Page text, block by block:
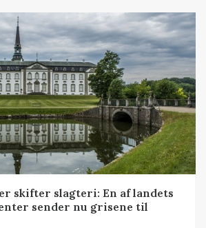
skifter slagteri: En af landets
sender nu grisene til